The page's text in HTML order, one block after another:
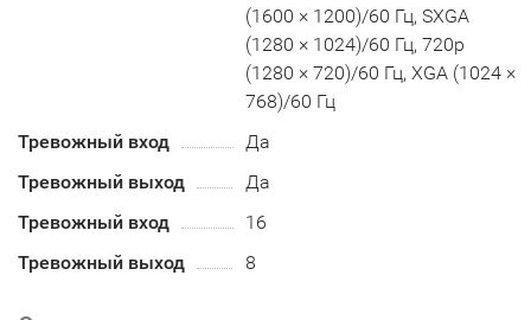
(1600 × 1200)/60 Гц, SXGA
(1280 × 1024)/60 Гц, 720p
(1280 × 720)/60 Гц, XGA (1024 ×
768)/60 Гц
Тревожный вход
Да
Тревожный выход
Да
Тревожный вход
16
Тревожный выход
8